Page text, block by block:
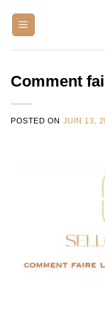
Comment
POSTED ON JUIN 13,